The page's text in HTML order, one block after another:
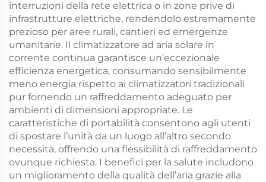
interruzioni della rete elettrica o in zone prive di
infrastrutture elettriche, rendendolo estremamente
prezioso per aree rurali, cantieri ed emergenze
umanitarie. Il climatizzatore ad aria solare in
corrente continua garantisce un’eccezionale
efficienza energetica, consumando sensibilmente
meno energia rispetto ai climatizzatori tradizionali
pur fornendo un raffreddamento adeguato per
ambienti di dimensioni appropriate. Le
caratteristiche di portabilità consentono agli utenti
di spostare l’unità da un luogo all’altro secondo
necessità, offrendo una flessibilità di raffreddamento
ovunque richiesta. I benefici per la salute includono
un miglioramento della qualità dell’aria grazie alla